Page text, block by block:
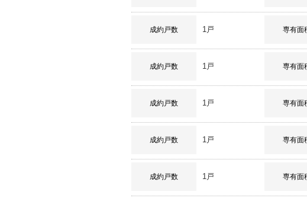
成約戸数 1戸 専有面
成約戸数 1戸 専有面
成約戸数 1戸 専有面
成約戸数 1戸 専有面
成約戸数 1戸 専有面